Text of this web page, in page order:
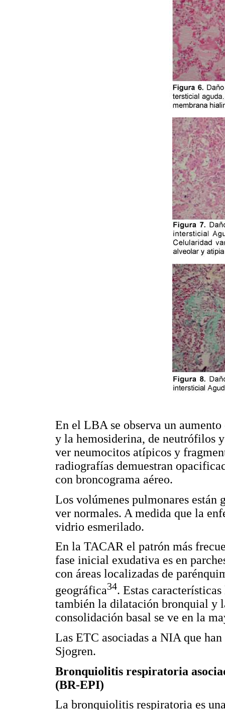
En el LBA se observa un
y la hemosiderina, de neutrófilos
ver neumocitos atípicos y
radiografías demuestran
con broncograma aéreo.
Los volúmenes pulmonares están
ver normales. A medida que la
vidrio esmerilado.
En la TACAR el patrón más
fase inicial exudativa es en
con áreas localizadas de
geográfica34. Estas
también la dilatación bronquial y
consolidación basal se ve en la
Las ETC asociadas a NIA que
Sjogren.
Bronquiolitis respiratoria
(BR-EPI)
La bronquiolitis respiratoria es